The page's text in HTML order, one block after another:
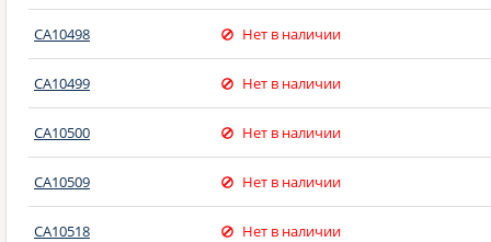
CA10498 Нет в наличии
CA10499 Нет в наличии
CA10500 Нет в наличии
CA10509 Нет в наличии
CA10518 Нет в наличии